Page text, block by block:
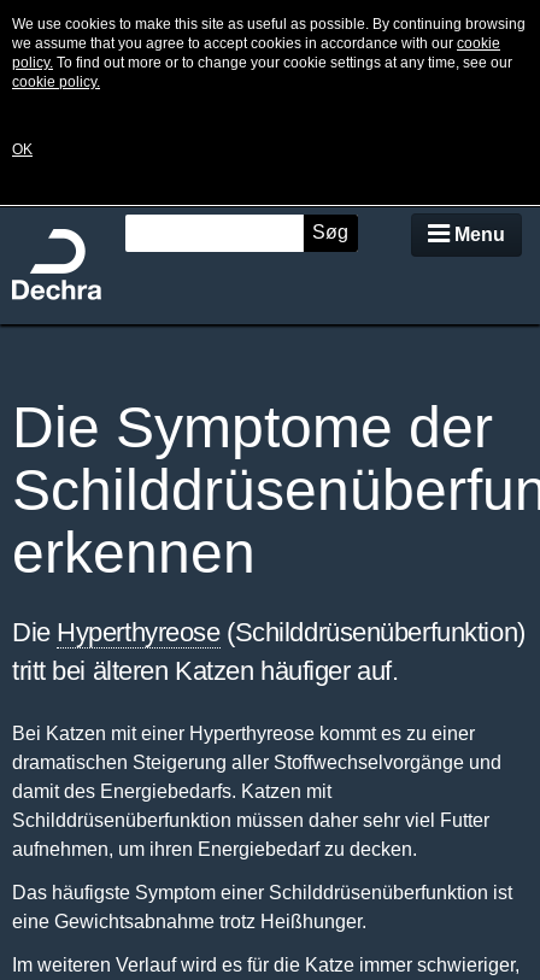
We use cookies to make this site as useful as possible. By continuing browsing
we assume that you agree to accept cookies in accordance with our cookie
policy. To find out more or to change your cookie settings at any time, see our
cookie policy.
OK
Søg Menu
Symptome
Diagnose
Behandlung
Glossar
Katzentagebuch
Die Symptome der
erkennen
Die Hyperthyreose(Schilddrüsenüberfunktion)
tritt bei älteren Katzen häufiger auf.
Bei Katzen mit einer Hyperthyreose kommt es zu einer
dramatischen Steigerung aller Stoffwechselvorgänge und
damit des Energiebedarfs. Katzen mit
Schilddrüsenüberfunktion müssen daher sehr viel Futter
aufnehmen, um ihren Energiebedarf zu decken.
Das häufigste Symptom einer Schilddrüsenüberfunktion ist
eine Gewichtsabnahme trotz Heißhunger.
Im weiteren Verlauf wird es für die Katze immer schwieriger,